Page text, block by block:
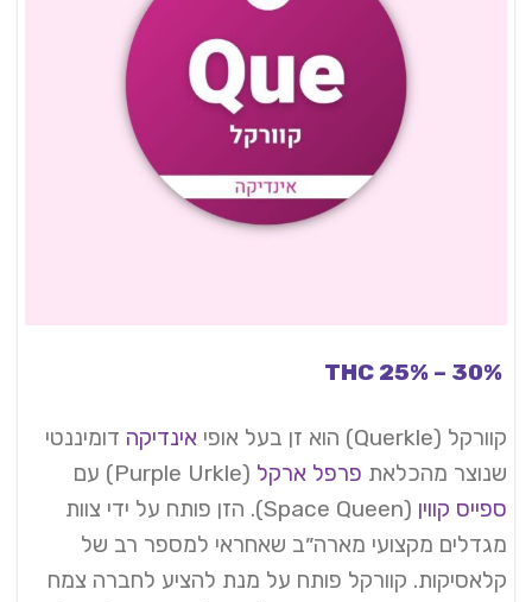
קוורקל (Querkle) הוא זן בעל אופי אינדיקה דומיננטי
שנוצר מהכלאת פרפל ארקל (Purple Urkle) עם
ספייס קווין
(Space Queen). הזן פותח על ידי צוות
מגדלים מקצועי מארה״ב שאחראי למספר רב של
קלאסיקות. קוורקל פותח על מנת להציע לחברה צמח